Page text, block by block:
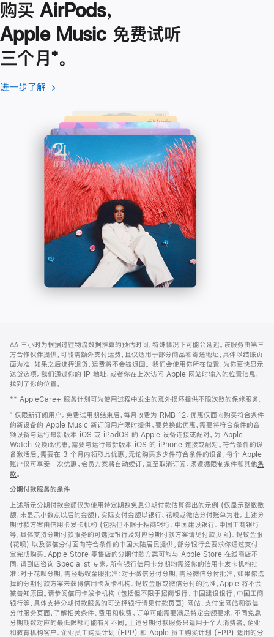
购买 AirPods，
Apple Music 免费试听
三个月脚
注
⁺。
进一步了解 进
了
解
-
Apple
Music
(在
口
中
打
开)
页
页
脚
注
∆∆ 三小时为根据过往物流数据推算的预估时间，特殊情况下可能会延迟。该服务由第三
方合作伙伴提供，可能需额外支付运费，且仅适用于部分商品和寄送地址，具体以结账页
面为准。如果之后选择退货，运费将不会被退回。 我们会使用你所在位置，为你更快显示
送货选项。我们通过你的 IP 地址，或者你在上次访问 Apple 网站时输入的位置信息，
找到了你的位置。
** AppleCare+ 服务计划可为使用过程中发生的意外损坏提供不限次数的保修服务。
⁺ 仅限新订阅用户。免费试用期结束后，每月收费为 RMB 12。优惠仅面向购买符合条件
的新设备的 Apple Music 新订阅用户限时提供。要兑换此优惠，需要将符合条件的音
频设备与运行最新版本 iOS 或 iPadOS 的 Apple 设备连接或配对。为 Apple
Watch 兑换此优惠，需要与运行最新版本 iOS 的 iPhone 连接或配对。符合条件的设
备激活后，需要在 3 个月内领取此优惠。无论购买多少件符合条件的设备，每个 Apple
账户仅可享受一次优惠。会员方案将自动续订，直至取消订阅。须遵循限制条件和其他条
款。
窗
口
中
打
开)
分期付款服务的条件
上述所示分期付款金额仅为使用特定期数免息分期付款估算得出的示例 (仅显示整数数
额，未显示小数点以后的金额)，实际支付金额以银行、花呗或微信分付账单为准。上述分
期付款方案由信用卡发卡机构 (包括但不限于招商银行、中国建设银行、中国工商银行
等，具体支持分期付款服务的可选择银行及对应分期付款方案请见付款页面)、蚂蚁金服
(花呗) 以及微信分付面向符合条件的中国大陆居民提供。部分银行会要求你通过支付
宝完成购买。Apple Store 零售店的分期付款方案可能与 Apple Store 在线商店不
同，请到店咨询 Specialist 专家。所有银行信用卡分期均需经你的信用卡发卡机构批
准；对于花呗分期，需经蚂蚁金服批准；对于微信分付分期，需经微信分付批准。如果你选
择的分期付款方案未获得信用卡发卡机构、蚂蚁金服或微信分付的批准，Apple 将不会
被告知原因。请参阅信用卡发卡机构 (包括但不限于招商银行、中国建设银行、中国工商
银行等，具体支持分期付款服务的可选择银行请见付款页面) 网站、支付宝网站和微信
分付服务页面，了解相关条件、费用和收费。订单可能需要满足特定金额要求，不同免息
分期期数对应的最低限额可能有所不同。上述分期付款服务只适用于个人消费者。企业
和教育机构客户、企业员工购买计划 (EPP) 和 Apple 员工购买计划 (EPP) 适用的分